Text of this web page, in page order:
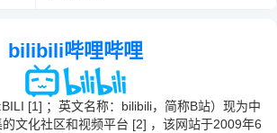
bilibili哔哩哔哩
[1] ；英文名称：bilibili，简称B站）现为中
文化社区和视频平台 [2] ，该网站于2009年6